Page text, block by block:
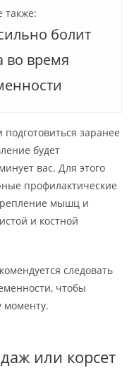
также:
болит
во время
заранее
будет
вас. Для этого
профилактические
мышц и
и костной
следовать
чтобы
моменту.
или корсет